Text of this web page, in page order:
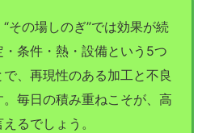
その場しのぎ”では効果が続
条件・熱・設備という5つ
、再現性のある加工と不良
毎日の積み重ねこそが、高
るでしょう。